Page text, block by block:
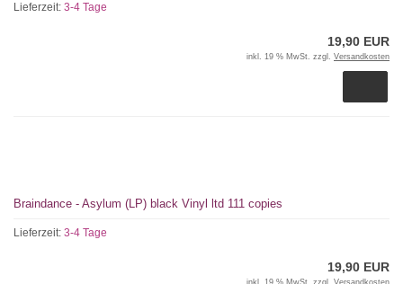
Lieferzeit: 3-4 Tage
19,90 EUR
inkl. 19 % MwSt. zzgl. Versandkosten
Braindance - Asylum (LP) black Vinyl ltd 111 copies
Lieferzeit: 3-4 Tage
19,90 EUR
inkl. 19 % MwSt. zzgl. Versandkosten